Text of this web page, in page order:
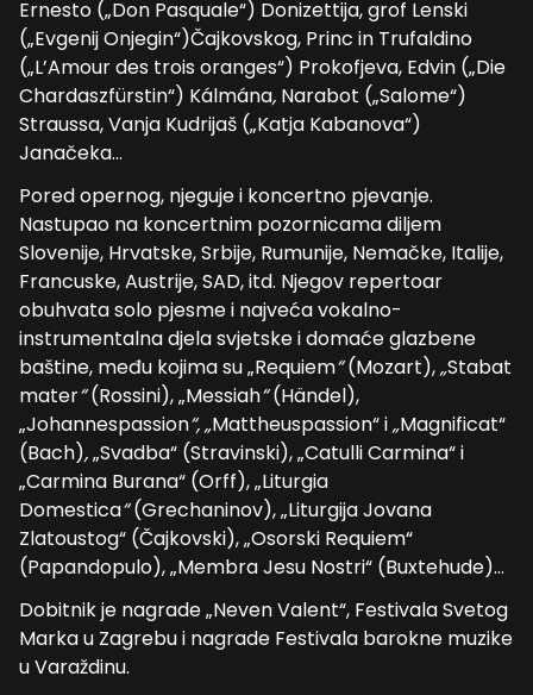
Ernesto („Don Pasquale“) Donizettija, grof Lenski
(„Evgenij Onjegin“)Čajkovskog, Princ in Trufaldino
(„L’Amour des trois oranges“) Prokofjeva, Edvin („Die
Chardaszfürstin“) Kálmána, Narabot („Salome“)
Straussa, Vanja Kudrijaš („Katja Kabanova“)
Janačeka…
Pored opernog, njeguje i koncertno pjevanje.
Nastupao na koncertnim pozornicama diljem
Slovenije, Hrvatske, Srbije, Rumunije, Nemačke, Italije,
Francuske, Austrije, SAD, itd. Njegov repertoar
obuhvata solo pjesme i najveća vokalno-
instrumentalna djela svjetske i domaće glazbene
baštine, među kojima su „Requiem“ (Mozart),„Stabat
mater“ (Rossini), „Messiah“ (Händel),
„Johannespassion“, „Mattheuspassion“ i„Magnificat“
(Bach),„Svadba“ (Stravinski), „Catulli Carmina“ i
„Carmina Burana“ (Orff), „Liturgia
Domestica“ (Grechaninov), „Liturgija Jovana
Zlatoustog“ (Čajkovski), „Osorski Requiem“
(Papandopulo), „Membra Jesu Nostri“ (Buxtehude)…
Dobitnik je nagrade „Neven Valent“, Festivala Svetog
Marka u Zagrebu i nagrade Festivala barokne muzike
u Varaždinu.